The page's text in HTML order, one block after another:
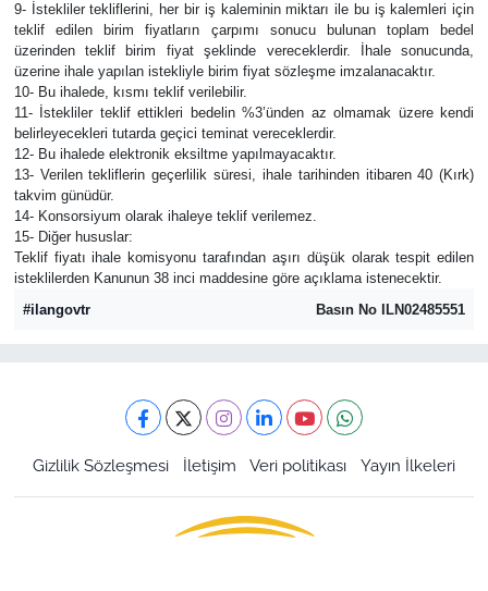
9- İstekliler tekliflerini, her bir iş kaleminin miktarı ile bu iş kalemleri için
teklif edilen birim fiyatların çarpımı sonucu bulunan toplam bedel
üzerinden teklif birim fiyat şeklinde vereceklerdir. İhale sonucunda,
üzerine ihale yapılan istekliyle birim fiyat sözleşme imzalanacaktır.
10- Bu ihalede, kısmı teklif verilebilir.
11- İstekliler teklif ettikleri bedelin %3’ünden az olmamak üzere kendi
belirleyecekleri tutarda geçici teminat vereceklerdir.
12- Bu ihalede elektronik eksiltme yapılmayacaktır.
13- Verilen tekliflerin geçerlilik süresi, ihale tarihinden itibaren 40 (Kırk)
takvim günüdür.
14- Konsorsiyum olarak ihaleye teklif verilemez.
15- Diğer hususlar:
Teklif fiyatı ihale komisyonu tarafından aşırı düşük olarak tespit edilen
isteklilerden Kanunun 38 inci maddesine göre açıklama istenecektir.
#ilangovtr
Basın No ILN02485551
Gizlilik Sözleşmesi İletişim Veri politikası Yayın İlkeleri